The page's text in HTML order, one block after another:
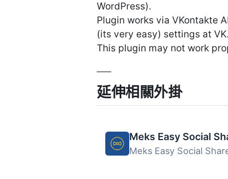
WordPress).
Plugin works via VKontakte
(its very easy) settings at
This plugin may not work
延伸相關外掛